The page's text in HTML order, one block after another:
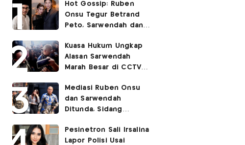
Hot Gossip: Ruben
Onsu Tegur Betrand
Peto, Sarwendah dan
Kemesraan
Kuasa Hukum Ungkap
Alasan Sarwendah
Marah Besar di CCTV
Kecewa Mendalam
Mediasi Ruben Onsu
dan Sarwendah
Ditunda, Sidang
Pesinetron Sali Irsalina
Lapor Polisi Usai